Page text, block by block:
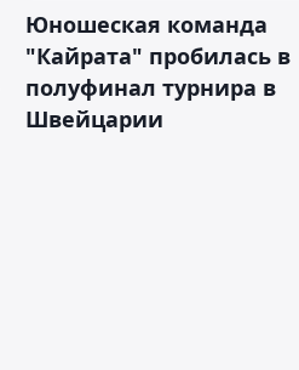
Юношеская команда
"Кайрата" пробилась в
полуфинал турнира в
Швейцарии